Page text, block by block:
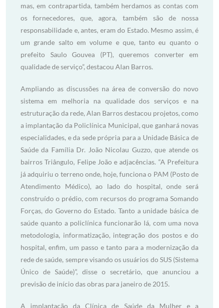
mas, em contrapartida, também herdamos as contas com
os fornecedores, que, agora, também são de nossa
responsabilidade e, antes, eram do Estado. Mesmo assim, é
um grande salto em volume e que, tanto eu quanto o
prefeito Saulo Gouvea (PT), queremos converter em
qualidade de serviço”, destacou Alan Barros.
Ampliando as discussões na área de conversão do novo
sistema em melhoria na qualidade dos serviços e na
estruturação da rede, Alan Barros destacou projetos, como
a implantação da Policlínica Municipal, que ganhará novas
especialidades, e da sede própria para a Unidade Básica de
Saúde da Família Dr. João Nicolau Guzzo, que atende os
bairros Triângulo, Felipe João e adjacências. “A Prefeitura
já adquiriu o terreno onde, hoje, funciona o PAM (Posto de
Atendimento Médico), ao lado do hospital, onde será
construído o prédio, com recursos do programa Somando
Forças, do Governo do Estado. Tanto a unidade básica de
saúde quanto a policlínica funcionarão lá, com uma nova
metodologia, informatização, integração dos postos e do
hospital, enfim, um passo e tanto para a modernização da
rede de saúde, sempre visando os usuários do SUS (Sistema
Único de Saúde)”, disse o secretário, que anunciou a
previsão de início das obras para janeiro de 2015.
A implantação da Clínica de Saúde da Mulher e a